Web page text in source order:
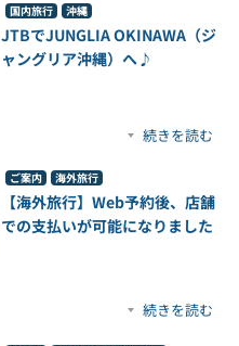
国内旅行 沖縄
JTBでJUNGLIA OKINAWA（ジ
ャングリア沖縄）へ♪
続きを読む
ご案内 海外旅行
【海外旅行】Web予約後、店舗
での支払いが可能になりました
続きを読む